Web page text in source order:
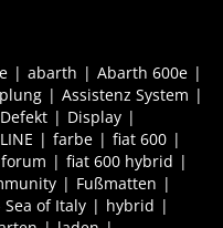
abarth
Abarth 600e
Assistenz System
Defekt
Display
farbe
fiat 600
fiat 600 hybrid
Fußmatten
Sea of Italy
hybrid